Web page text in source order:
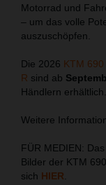
Motorrad und
– um das volle
auszuschöpfen.
Die 2026 KTM 690
R sind ab
Händlern erhältlich.
Weitere
FÜR MEDIEN:
Bilder der KTM
sich HIER